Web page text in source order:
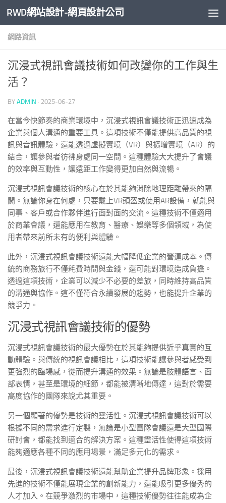
Skip to content
RWD網站設計-網頁設計公司
網路資訊
沉浸式視訊會議技術如何改變你的工作與生
活？
BY ADMIN · 2025-06-27
在當今快節奏的商業環境中，沉浸式視訊會議技術正迅速成為
企業與個人溝通的重要工具。這項技術不僅能提供高品質的視
訊與音訊體驗，還能透過虛擬實境（VR）與擴增實境（AR）的
結合，讓參與者彷彿身處同一空間。這種體驗大大提升了會議
的效率與互動性，讓遠距工作變得更加自然與流暢。
沉浸式視訊會議技術的核心在於其能夠消除地理距離帶來的隔
閡。無論你身在何處，只要戴上VR頭盔或使用AR設備，就能與
同事、客戶或合作夥伴進行面對面的交流。這種技術不僅適用
於商業會議，還能應用在教育、醫療、娛樂等多個領域，為使
用者帶來前所未有的便利與體驗。
此外，沉浸式視訊會議技術還能大幅降低企業的營運成本。傳
統的商務旅行不僅耗費時間與金錢，還可能對環境造成負擔。
透過這項技術，企業可以減少不必要的差旅，同時維持高品質
的溝通與協作。這不僅符合永續發展的趨勢，也能提升企業的
競爭力。
沉浸式視訊會議技術的優勢
沉浸式視訊會議技術的最大優勢在於其能夠提供近乎真實的互
動體驗。與傳統的視訊會議相比，這項技術能讓參與者感受到
更強烈的臨場感，從而提升溝通的效果。無論是肢體語言、面
部表情，甚至是環境的細節，都能被清晰地傳達，這對於需要
高度協作的團隊來說尤其重要。
另一個顯著的優勢是技術的靈活性。沉浸式視訊會議技術可以
根據不同的需求進行定製，無論是小型團隊會議還是大型國際
研討會，都能找到適合的解決方案。這種靈活性使得這項技術
能夠適應各種不同的應用場景，滿足多元化的需求。
最後，沉浸式視訊會議技術還能幫助企業提升品牌形象。採用
先進的技術不僅能展現企業的創新能力，還能吸引更多優秀的
人才加入。在競爭激烈的市場中，這種技術優勢往往能成為企